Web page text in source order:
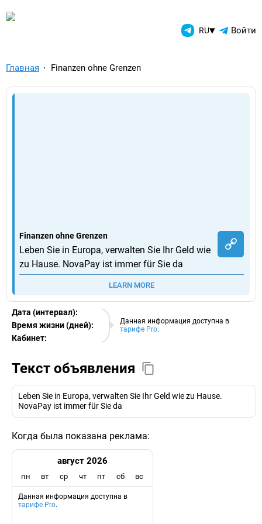
TelegramAds.com — RU▾ Войти
Главная Finanzen ohne Grenzen
Finanzen ohne Grenzen
Leben Sie in Europa, verwalten Sie Ihr Geld wie
zu Hause. NovaPay ist immer für Sie da
LEARN MORE
Данная информация доступна в
тарифе Pro.
Дата (интервал):
07.08.2026
Время жизни (дней):
Кабинет:
EURO
Текст объявления
Leben Sie in Europa, verwalten Sie Ihr Geld wie zu Hause.
NovaPay ist immer für Sie da
Когда была показана реклама:
август 2026
пн вт ср чт пт сб вс
Данная информация доступна в
тарифе Pro.